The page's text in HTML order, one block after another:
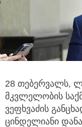
28 თებერვალს,
მკვლელობის
ვეფხვაძის
ცინდელიანი